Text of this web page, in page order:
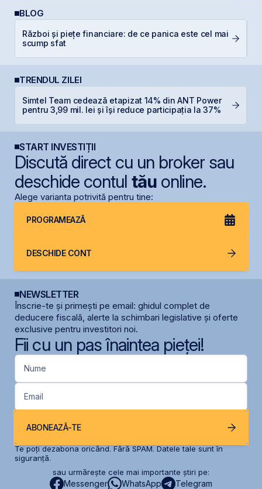
BLOG
Război și piețe financiare: de ce panica este cel mai
scump sfat
TRENDUL ZILEI
Simtel Team cedează etapizat 14% din ANT Power
pentru 3,99 mil. lei și își reduce participația la 37%
START INVESTIȚII
Discută direct cu un broker sau
deschide contul tăuonline.
Alege varianta potrivită pentru tine:
PROGRAMEAZĂ
DESCHIDE CONT
NEWSLETTER
Înscrie-te și primești pe email: ghidul complet de
deducere fiscală, alerte la schimbari legislative și oferte
exclusive pentru investitori noi.
Fii cu un pas înaintea pieței!
Nume
Email
ABONEAZĂ-TE
Te poți dezabona oricând. Fără SPAM. Datele tale sunt în
siguranță.
sau urmărește cele mai importante știri pe:
Messenger WhatsApp Telegram